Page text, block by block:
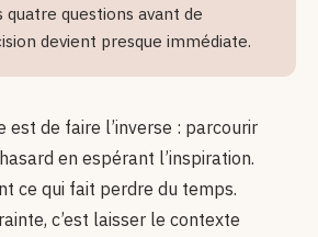
quatre questions avant de
devient presque immédiate.
est de faire l’inverse : parcourir
en espérant l’inspiration.
ce qui fait perdre du temps.
c’est laisser le contexte